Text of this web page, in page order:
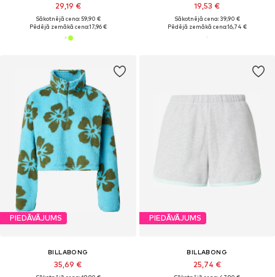
29,19 €
Sākotnējā cena: 59,90 €
Pēdējā zemākā cena:17,96 €
19,53 €
Sākotnējā cena: 39,90 €
Pēdējā zemākā cena:16,74 €
PIEDĀVĀJUMS
BILLABONG
35,69 €
PIEDĀVĀJUMS
BILLABONG
25,74 €